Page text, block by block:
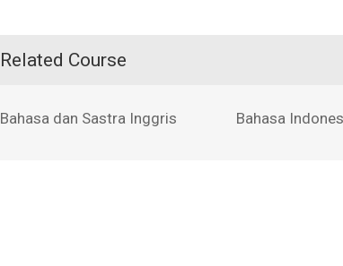
Related Course
Bahasa dan Sastra Inggris Bahasa